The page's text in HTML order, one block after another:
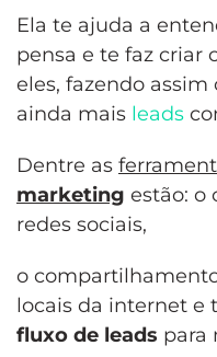
Ela te ajuda a
pensa e te faz criar
eles, fazendo
ainda mais leads
Dentre as
marketing estão: o
redes sociais,
o
locais da internet e
fluxo de leads para